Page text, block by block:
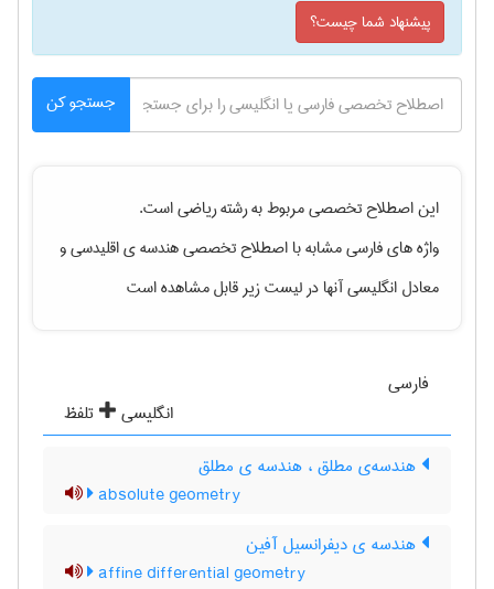
پیشنهاد شما چیست؟
جستجو کن
این اصطلاح تخصصی مربوط به رشتهرياضیاست.
واژه های فارسی مشابه با اصطلاح تخصصیهندسه ی اقلیدسیو
معادل انگلیسی آنها در لیست زیر قابل مشاهده است
فارسی
انگلیسی
تلفظ
هندسه‌ی مطلق ، هندسه ی مطلق
absolute geometry
هندسه ی دیفرانسیل آفین
affine differential geometry